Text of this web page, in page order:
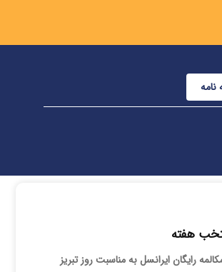
هفته
رایگان ایرانسل به مناسبت روز تبریز